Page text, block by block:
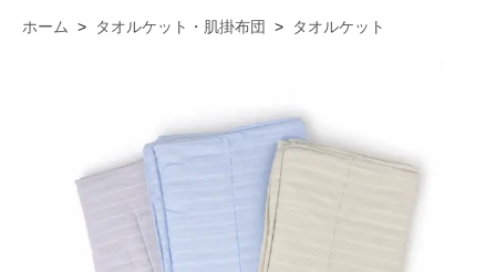
ホーム > タオルケット・肌掛布団 > タオルケット